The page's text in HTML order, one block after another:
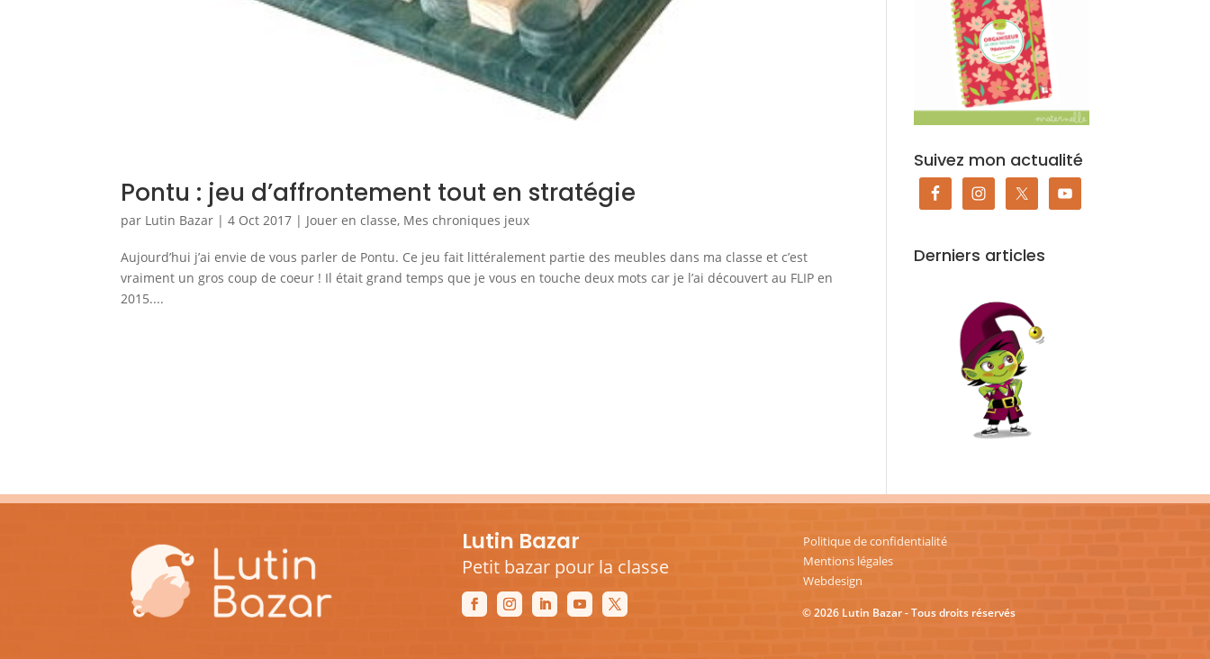
Pontu : jeu d’affrontement tout en stratégie
par Lutin Bazar |4 Oct 2017 | Jouer en classe, Mes chroniques jeux
Aujourd’hui j’ai envie de vous parler de Pontu. Ce jeu fait littéralement partie des meubles dans ma classe et c’est
vraiment un gros coup de coeur ! Il était grand temps que je vous en touche deux mots car je l’ai découvert au FLIP en
2015....
Suivez mon actualité
Derniers articles
Lutin Bazar
Petit bazar pour la classe
Politique de confidentialité
Mentions légales
Webdesign
© 2026 Lutin Bazar - Tous droits réservés